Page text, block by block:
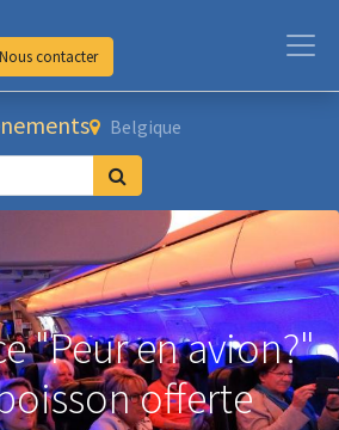
Nous contacter
Belgique
"Peur en avion?"
offerte